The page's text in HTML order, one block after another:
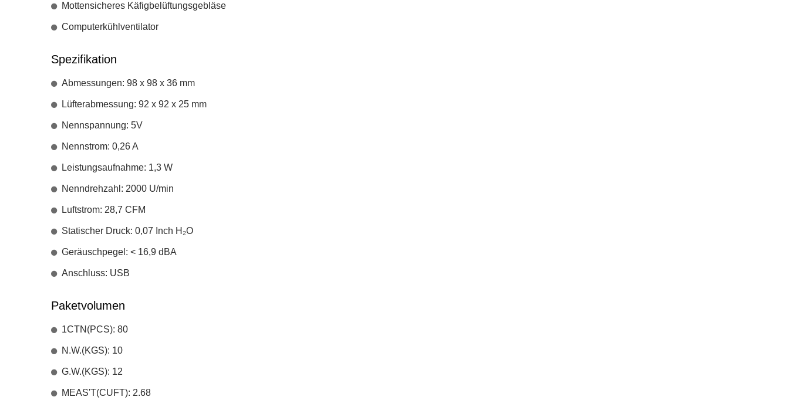
Mottensicheres Käfigbelüftungsgebläse
Computerkühlventilator
Spezifikation
Abmessungen: 98 x 98 x 36 mm
Lüfterabmessung: 92 x 92 x 25 mm
Nennspannung: 5V
Nennstrom: 0,26 A
Leistungsaufnahme: 1,3 W
Nenndrehzahl: 2000 U/min
Luftstrom: 28,7 CFM
Statischer Druck: 0,07 Inch H₂O
Geräuschpegel: < 16,9 dBA
Anschluss: USB
Paketvolumen
1CTN(PCS): 80
N.W.(KGS): 10
G.W.(KGS): 12
MEAS'T(CUFT): 2.68